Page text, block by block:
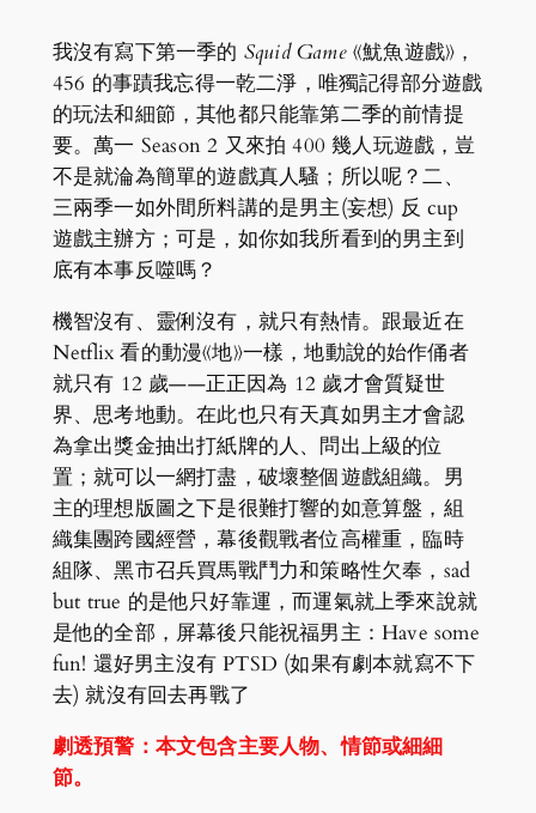
我沒有寫下第一季的 Squid Game《魷魚遊戲》，
456 的事蹟我忘得一乾二淨，唯獨記得部分遊戲
的玩法和細節，其他都只能靠第二季的前情提
要。萬一 Season 2 又來拍 400 幾人玩遊戲，豈
不是就淪為簡單的遊戲真人騷；所以呢？二、
三兩季一如外間所料講的是男主(妄想) 反 cup
遊戲主辦方；可是，如你如我所看到的男主到
底有本事反噬嗎？
機智沒有、靈俐沒有，就只有熱情。跟最近在
Netflix 看的動漫《地》一樣，地動說的始作俑者
就只有 12 歲——正正因為 12 歲才會質疑世
界、思考地動。在此也只有天真如男主才會認
為拿出獎金抽出打紙牌的人、問出上級的位
置；就可以一網打盡，破壞整個遊戲組織。男
主的理想版圖之下是很難打響的如意算盤，組
織集團跨國經營，幕後觀戰者位高權重，臨時
組隊、黑市召兵買馬戰鬥力和策略性欠奉，sad
but true 的是他只好靠運，而運氣就上季來說就
是他的全部，屏幕後只能祝福男主：Have some
fun! 還好男主沒有 PTSD (如果有劇本就寫不下
去) 就沒有回去再戰了
劇透預警：本文包含主要人物、情節或細細
節。